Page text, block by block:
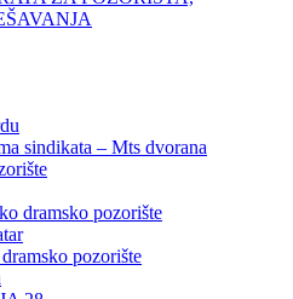
sindikata – Mts dvorana
dramsko pozorište
pozorište